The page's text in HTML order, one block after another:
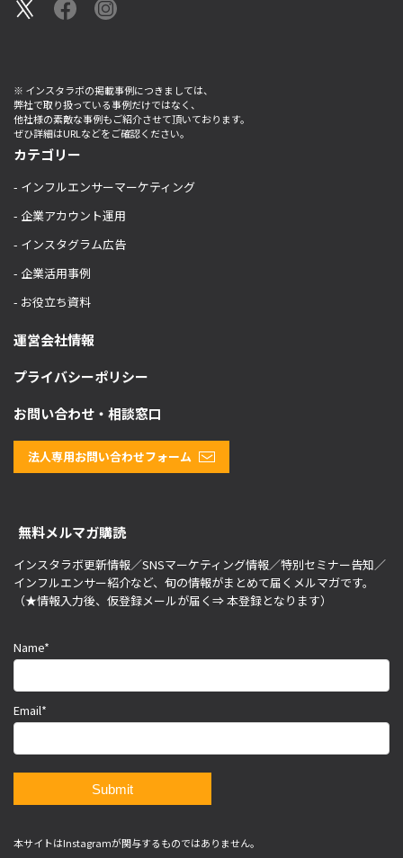
※ インスタラボの掲載事例につきましては、
弊社で取り扱っている事例だけではなく、
他社様の素敵な事例もご紹介させて頂いております。
ぜひ詳細はURLなどをご確認ください。
カテゴリー
- インフルエンサーマーケティング
- 企業アカウント運用
- インスタグラム広告
- 企業活用事例
- お役立ち資料
運営会社情報
プライバシーポリシー
お問い合わせ・相談窓口
法人専用お問い合わせフォーム
無料メルマガ購読
インスタラボ更新情報／SNSマーケティング情報／特別セミナー告知／
インフルエンサー紹介など、旬の情報がまとめて届くメルマガです。
（★情報入力後、仮登録メールが届く⇒ 本登録となります）
Name*
Email*
本サイトはInstagramが関与するものではありません。